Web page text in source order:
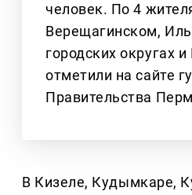
человек. По 4
Верещагинском,
городских округах и
отметили на сайте
Правительства
В Кизеле, Кудымкаре,